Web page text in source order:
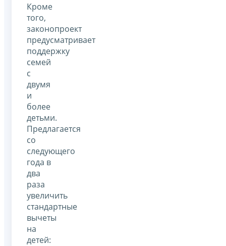
Кроме
того,
законопроект
предусматривает
поддержку
семей
с
двумя
и
более
детьми.
Предлагается
со
следующего
года в
два
раза
увеличить
стандартные
вычеты
на
детей: